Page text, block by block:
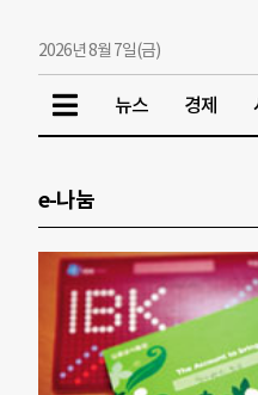
2026년 8월 7일(금)
뉴스 경제
e-나눔